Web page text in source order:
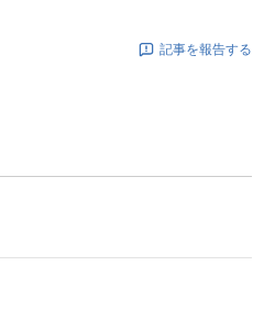
記事を報告する